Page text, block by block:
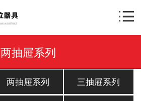
两抽屉系列
两抽屉系列 三抽屉系列